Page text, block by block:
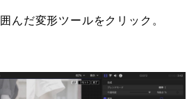
んだ変形ツールをクリック。